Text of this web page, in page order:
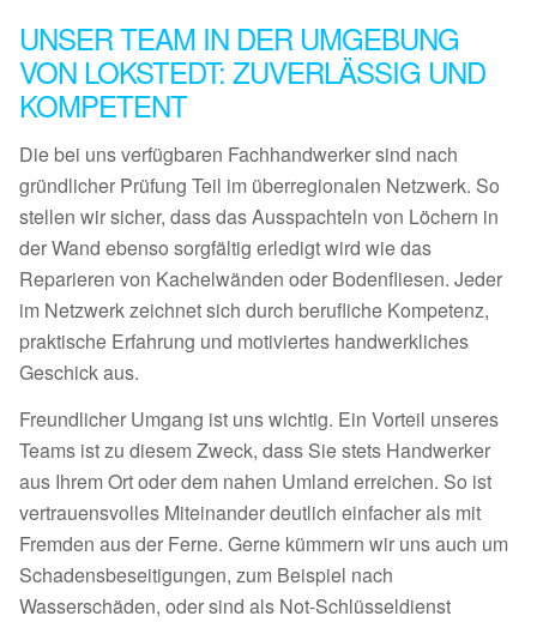
UNSER TEAM IN DER UMGEBUNG
VON LOKSTEDT: ZUVERLÄSSIG UND
KOMPETENT
Die bei uns verfügbaren Fachhandwerker sind nach
gründlicher Prüfung Teil im überregionalen Netzwerk. So
stellen wir sicher, dass das Ausspachteln von Löchern in
der Wand ebenso sorgfältig erledigt wird wie das
Reparieren von Kachelwänden oder Bodenfliesen. Jeder
im Netzwerk zeichnet sich durch berufliche Kompetenz,
praktische Erfahrung und motiviertes handwerkliches
Geschick aus.
Freundlicher Umgang ist uns wichtig. Ein Vorteil unseres
Teams ist zu diesem Zweck, dass Sie stets Handwerker
aus Ihrem Ort oder dem nahen Umland erreichen. So ist
vertrauensvolles Miteinander deutlich einfacher als mit
Fremden aus der Ferne. Gerne kümmern wir uns auch um
Schadensbeseitigungen, zum Beispiel nach
Wasserschäden, oder sind als Not-Schlüsseldienst